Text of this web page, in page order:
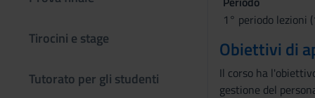
Tirocini e stage
Tutorato per gli studenti
1° periodo lezioni
Obiettivi di
Il corso ha
gestione del